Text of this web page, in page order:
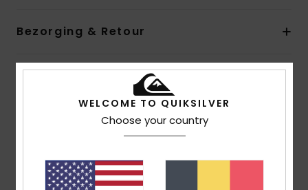
Bezorging & Retour
Reviews van klanten
Gemiddelde score
5.0
WELCOME TO QUIKSILVER
Choose your country